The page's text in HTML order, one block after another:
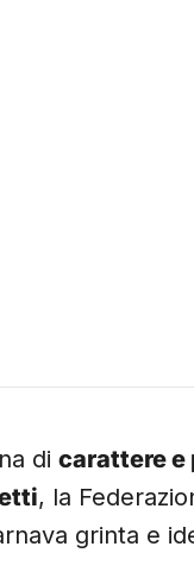
di carattere
, la
grinta e